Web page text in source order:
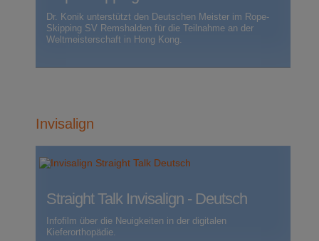
Dr. Konik unterstützt den Deutschen Meister im Rope-
Skipping SV Remshalden für die Teilnahme an der
Weltmeisterschaft in Hong Kong.
Invisalign
Straight Talk Invisalign - Deutsch
Infofilm über die Neuigkeiten in der digitalen
Kieferorthopädie.